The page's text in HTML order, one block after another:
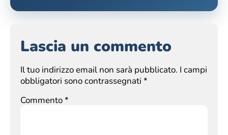
Lascia un commento
Il tuo indirizzo email non sarà pubblicato. I campi
obbligatori sono contrassegnati *
Commento*